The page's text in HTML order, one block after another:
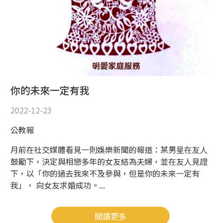
你的未來一定有我
2022-12-23
公教報
月前在社交媒體看見一則娛樂新聞的報道：某男星在友人
鼓勵下，決定與相戀多年的女友結為夫婦，並在友人見證
下，以「你的過去我來不及參與，但是你的未來一定有
我」， 向女友求婚成功。...
閱讀更多